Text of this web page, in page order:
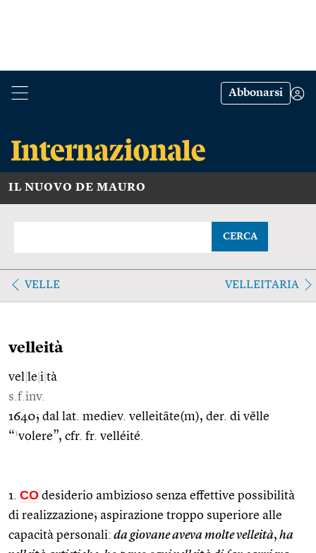
Abbonarsi
IL NUOVO DE MAURO
CERCA
VELLE VELLEITARIA
velleità
vel le i tà
s.f.inv.
1640; dal lat. mediev. velleitāte(m), der. di vĕlle
“1volere”, cfr. fr. velléité.
1. CO desiderio ambizioso senza effettive possibilità
di realizzazione; aspirazione troppo superiore alle
capacità personali: da giovane aveva molte velleità, ha